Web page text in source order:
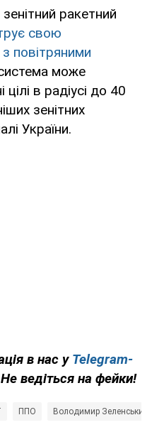
ракетний
свою
повітряними
може
в радіусі до 40
зенітних
України.
в нас у Telegram-
ведіться на фейки!
ППО Володимир Зеленський